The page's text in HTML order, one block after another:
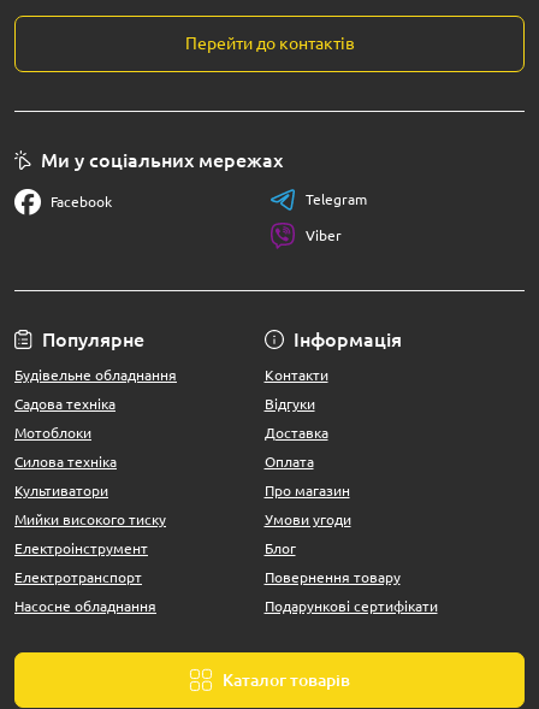
Перейти до контактів
Популярне
Будівельне обладнання
Садова техніка
Мотоблоки
Силова техніка
Культиватори
Мийки високого тиску
Електроінструмент
Електротранспорт
Насосне обладнання
Інформація
Контакти
Відгуки
Доставка
Оплата
Про магазин
Умови угоди
Блог
Повернення товару
Подарункові сертифікати
Каталог товарів
Ми у соціальних мережах
Facebook Telegram
Viber